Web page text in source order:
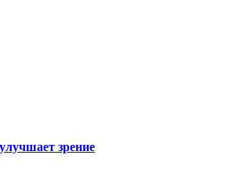
зрение